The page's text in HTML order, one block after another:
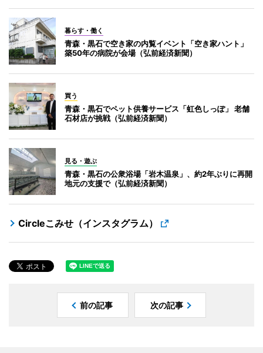
暮らす・働く
青森・黒石で空き家の内覧イベント「空き家ハント」
築50年の病院が会場（弘前経済新聞）
買う
青森・黒石でペット供養サービス「虹色しっぽ」 老舗
石材店が挑戦（弘前経済新聞）
見る・遊ぶ
青森・黒石の公衆浴場「岩木温泉」、約2年ぶりに再開
地元の支援で（弘前経済新聞）
Circleこみせ（インスタグラム）
前の記事 次の記事